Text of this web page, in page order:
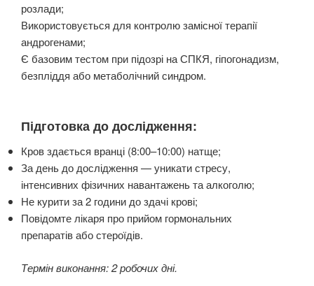
розлади;
Використовується для контролю замісної терапії
андрогенами;
Є базовим тестом при підозрі на СПКЯ, гіпогонадизм,
безпліддя або метаболічний синдром.
Підготовка до дослідження:
Кров здається вранці (8:00–10:00) натще;
За день до дослідження — уникати стресу,
інтенсивних фізичних навантажень та алкоголю;
Не курити за 2 години до здачі крові;
Повідомте лікаря про прийом гормональних
препаратів або стероїдів.
Термін виконання: 2 робочих дні.